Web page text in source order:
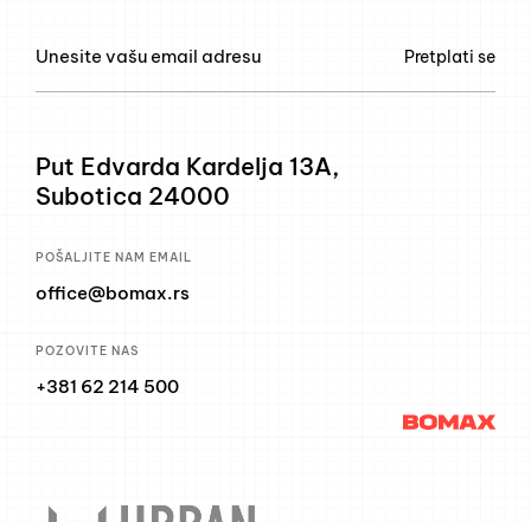
Pretplati se
Put Edvarda Kardelja 13A,
Subotica 24000
POŠALJITE NAM EMAIL
office@bomax.rs
POZOVITE NAS
+381 62 214 500